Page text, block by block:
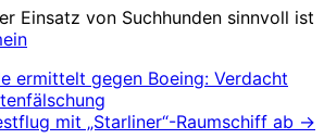
Einsatz von Suchhunden sinnvoll ist
ermittelt gegen Boeing: Verdacht
mit „Starliner“-Raumschiff ab →